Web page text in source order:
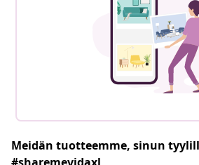
Meidän tuotteemme, sinun